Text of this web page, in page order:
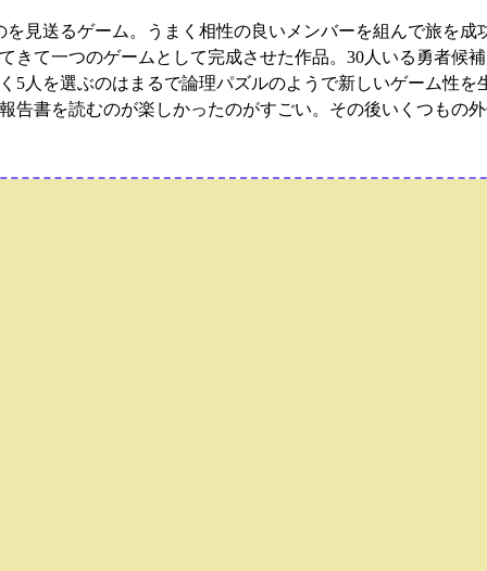
見送るゲーム。うまく相性の良いメンバーを組んで旅を成
きて一つのゲームとして完成させた作品。30人いる勇者候
5人を選ぶのはまるで論理パズルのようで新しいゲーム性
告書を読むのが楽しかったのがすごい。その後いくつもの